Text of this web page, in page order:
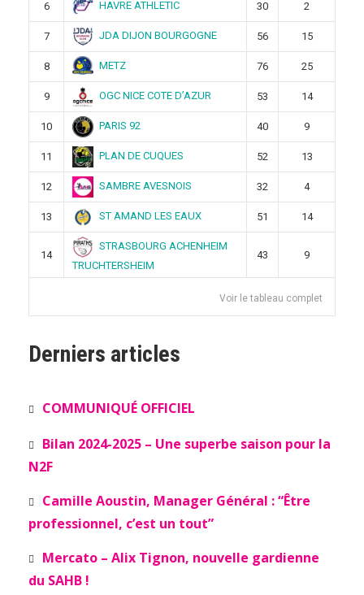
6 HAVRE ATHLETIC 30 2
7 JDA DIJON BOURGOGNE 56 15
8 METZ 76 25
9 OGC NICE COTE D’AZUR 53 14
10 PARIS 92 40 9
11 PLAN DE CUQUES 52 13
12 SAMBRE AVESNOIS 32 4
13 ST AMAND LES EAUX 51 14
14
STRASBOURG ACHENHEIM
TRUCHTERSHEIM
43 9
Voir le tableau complet
Derniers articles
COMMUNIQUÉ OFFICIEL
Bilan 2024-2025 – Une superbe saison pour la
N2F
Camille Aoustin, Manager Général : “Être
professionnel, c’est un tout”
Mercato – Alix Tignon, nouvelle gardienne
du SAHB !